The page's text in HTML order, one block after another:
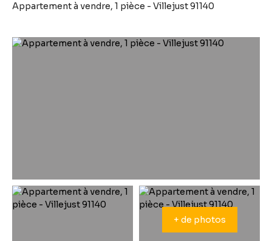
Appartement à vendre, 1 pièce - Villejust 91140
+ de photos